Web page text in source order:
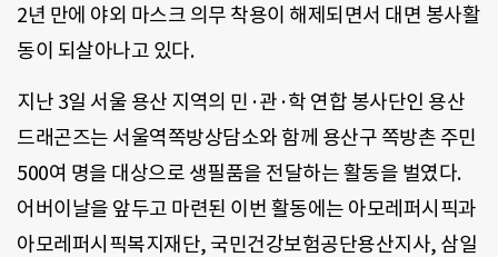
2년 만에 야외 마스크 의무 착용이 해제되면서 대면 봉사활
동이 되살아나고 있다.
지난 3일 서울 용산 지역의 민·관·학 연합 봉사단인 용산
드래곤즈는 서울역쪽방상담소와 함께 용산구 쪽방촌 주민
500여 명을 대상으로 생필품을 전달하는 활동을 벌였다.
어버이날을 앞두고 마련된 이번 활동에는 아모레퍼시픽과
아모레퍼시픽복지재단, 국민건강보험공단용산지사, 삼일